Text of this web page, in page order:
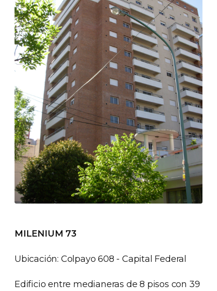
MILENIUM 73
Ubicación: Colpayo 608 - Capital Federal
Edificio entre medianeras de 8 pisos con 39